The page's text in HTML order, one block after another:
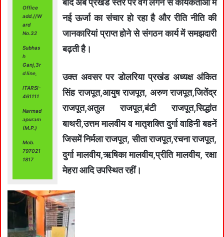
Office
add.//W
ard
No.32
Subhas
h
Ganj,3r
d line,
ITARSI-
461111
Narmad
apuram
(M.P.)
Mob.
797021
1817
बाद अब प्रखंड स्तर पर वर्ग लगने से कार्यकर्ताओं में
नई ऊर्जा का संचार हो रहा है और रीति नीति की
जानकारियां प्राप्त होने से संगठन कार्य में समझदारी
बढ़ती है।
उक्त अवसर पर डोलरिया प्रखंड अध्यक्ष अंकित
सिंह राजपूत,आयुष राजपूत, अरुण राजपूत,जितेंद्र
राजपूत,अतुल राजपूत,बंटी राजपूत,सिद्धांत
बाथरी,उत्तम मालवीय व मातृशक्ति दुर्गा वाहिनी बहनें
जिसमें निर्मला राजपूत, सीता राजपूत,रचना राजपूत,
दुर्गा मालवीय,ऋषिका मालवीय,प्रीति मालवीय, रक्षा
मेहरा आदि उपस्थित रहीं।